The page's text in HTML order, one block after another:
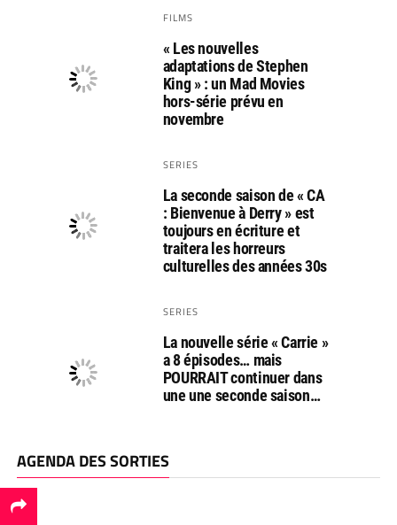
FILMS
« Les nouvelles
adaptations de Stephen
King » : un Mad Movies
hors-série prévu en
novembre
SERIES
La seconde saison de « CA
: Bienvenue à Derry » est
toujours en écriture et
traitera les horreurs
culturelles des années 30s
SERIES
La nouvelle série « Carrie »
a 8 épisodes… mais
POURRAIT continuer dans
une une seconde saison…
AGENDA DES SORTIES